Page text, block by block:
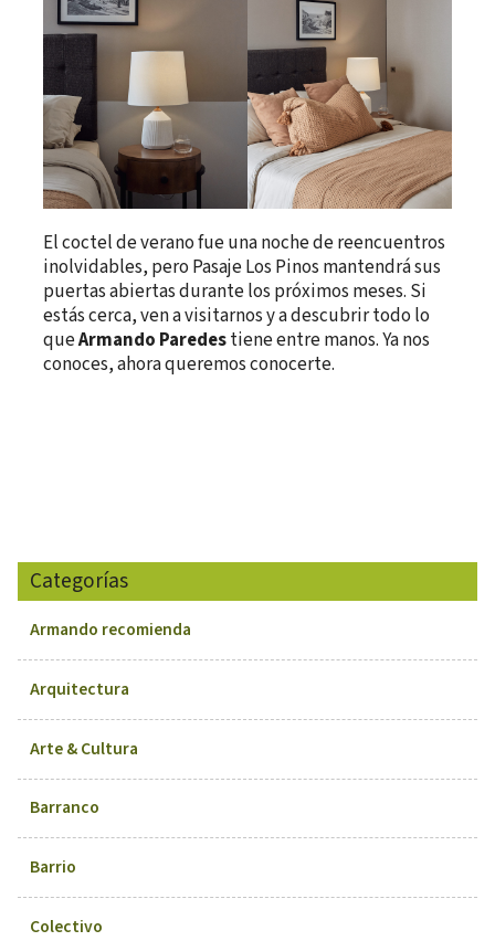
El coctel de verano fue una noche de reencuentros
inolvidables, pero Pasaje Los Pinos mantendrá sus
puertas abiertas durante los próximos meses. Si
estás cerca, ven a visitarnos y a descubrir todo lo
queArmando Paredestiene entre manos. Ya nos
conoces, ahora queremos conocerte.
Categorías
Armando recomienda
Arquitectura
Arte & Cultura
Barranco
Barrio
Colectivo